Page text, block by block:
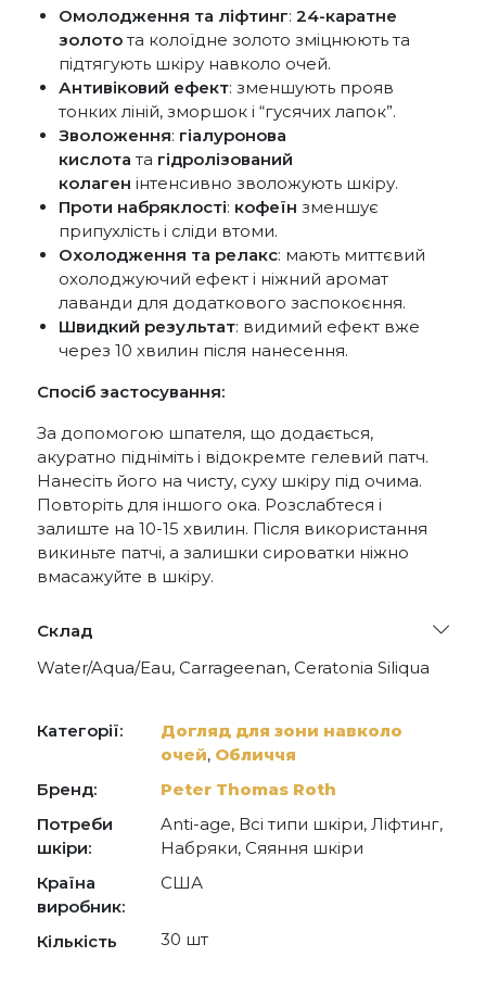
Омолодження та ліфтинг: 24-каратне
золото та колоїдне золото зміцнюють та
підтягують шкіру навколо очей.
Антивіковий ефект: зменшують прояв
тонких ліній, зморшок і “гусячих лапок”.
Зволоження: гіалуронова
кислота та гідролізований
колаген інтенсивно зволожують шкіру.
Проти набряклості: кофеїн зменшує
припухлість і сліди втоми.
Охолодження та релакс: мають миттєвий
охолоджуючий ефект і ніжний аромат
лаванди для додаткового заспокоєння.
Швидкий результат: видимий ефект вже
через 10 хвилин після нанесення.
Спосіб застосування:
За допомогою шпателя, що додається,
акуратно підніміть і відокремте гелевий патч.
Нанесіть його на чисту, суху шкіру під очима.
Повторіть для іншого ока. Розслабтеся і
залиште на 10-15 хвилин. Після використання
викиньте патчі, а залишки сироватки ніжно
вмасажуйте в шкіру.
Склад
Water/Aqua/Eau, Carrageenan, Ceratonia Siliqua
Adenosine, Ricinus Communis (Castor) Seed Oil,
Xanthan Gum, PEG-60 Hydrogenated Castor Oil,
Mica, Chlorphenesin, Gold (CI 77480), Titanium
Dioxide (CI 77891), Glycerin, Butylene Glycol,
Colloidal Gold, Hydrolyzed Collagen, Niacinamide,
Tocopheryl Acetate, Jania Rubens Extract,
Lavandula Angustifolia (Lavender) Oil, Calcium
Lactate, Disodium EDTA, Synthetic
Fluorphlogopite, Tin Oxide, Phenoxyethanol, Iron
Oxides (CI 77491).
Категорії:
Догляд для зони навколо
очей, Обличчя
Бренд:
Peter Thomas Roth
Потреби
шкіри:
Anti-age, Всі типи шкіри, Ліфтинг,
Набряки, Сяяння шкіри
Країна
виробник:
США
Кількість 30 шт